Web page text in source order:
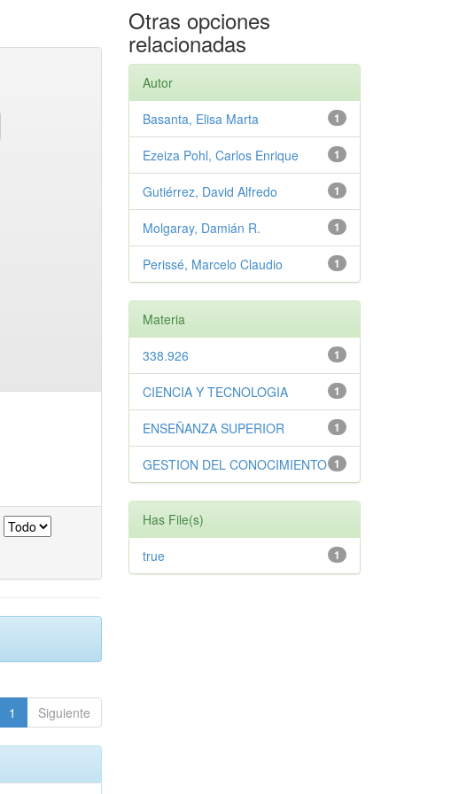
1 Siguiente
Otras opciones
relacionadas
Autor
1
Basanta, Elisa Marta
1
Ezeiza Pohl, Carlos Enrique
1
Gutiérrez, David Alfredo
1
Molgaray, Damián R.
1
Perissé, Marcelo Claudio
Materia
1
338.926
1
CIENCIA Y TECNOLOGIA
1
ENSEÑANZA SUPERIOR
1
GESTION DEL CONOCIMIENTO
Has File(s)
1
true